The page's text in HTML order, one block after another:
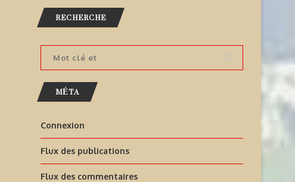
RECHERCHE
MÉTA
Connexion
Flux des publications
Flux des commentaires